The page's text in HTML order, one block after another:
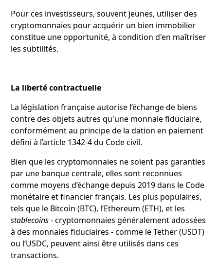
Pour ces investisseurs, souvent jeunes, utiliser des
cryptomonnaies pour acquérir un bien immobilier
constitue une opportunité, à condition d'en maîtriser
les subtilités.
La liberté contractuelle
La législation française autorise l’échange de biens
contre des objets autres qu'une monnaie fiduciaire,
conformément au principe de la dation en paiement
défini à l’article 1342-4 du Code civil.
Bien que les cryptomonnaies ne soient pas garanties
par une banque centrale, elles sont reconnues
comme moyens d’échange depuis 2019 dans le Code
monétaire et financier français. Les plus populaires,
tels que le Bitcoin (BTC), l’Ethereum (ETH), et les
stablecoins- cryptomonnaies généralement adossées
à des monnaies fiduciaires - comme le Tether (USDT)
ou l’USDC, peuvent ainsi être utilisés dans ces
transactions.